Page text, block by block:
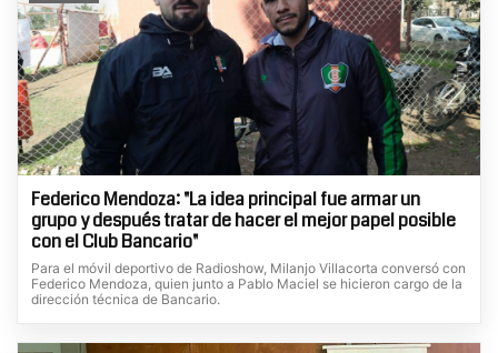
Federico Mendoza: "La idea principal fue armar un
grupo y después tratar de hacer el mejor papel posible
con el Club Bancario"
Para el móvil deportivo de Radioshow, Milanjo Villacorta conversó con
Federico Mendoza, quien junto a Pablo Maciel se hicieron cargo de la
dirección técnica de Bancario.